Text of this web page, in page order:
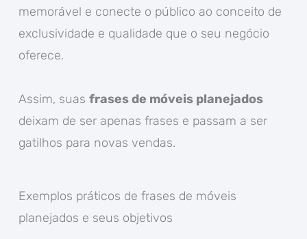
memorável e conecte o público ao conceito de
exclusividade e qualidade que o seu negócio
oferece.
Assim, suas frases de móveis planejados
deixam de ser apenas frases e passam a ser
gatilhos para novas vendas.
Exemplos práticos de frases de móveis
planejados e seus objetivos